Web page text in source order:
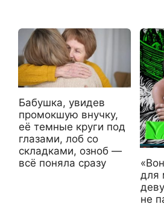
Бабушка, увидев
промокшую внучку,
её темные круги под
глазами, лоб со
складками, озноб —
всё поняла сразу
для
не